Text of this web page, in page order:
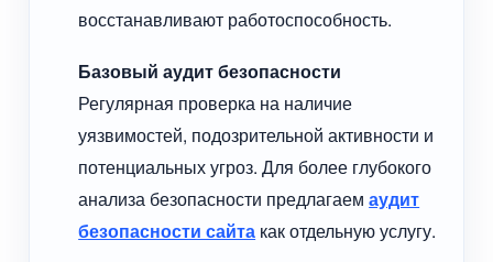
восстанавливают работоспособность.
Базовый аудит безопасности
Регулярная проверка на наличие
уязвимостей, подозрительной активности и
потенциальных угроз. Для более глубокого
анализа безопасности предлагаемаудит
безопасности сайта как отдельную услугу.